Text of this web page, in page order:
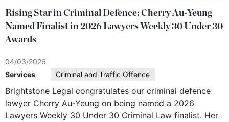
Rising Star in Criminal Defence: Cherry Au-Yeung
Named Finalist in 2026 Lawyers Weekly 30 Under 30
Awards
04/03/2026
Services
Criminal and Traffic Offence
Brightstone Legal congratulates our criminal defence
lawyer Cherry Au-Yeung on being named a 2026
Lawyers Weekly 30 Under 30 Criminal Law finalist. Her